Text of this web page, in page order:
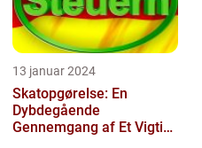
13 januar 2024
Skatopgørelse: En
Dybdegående
Gennemgang af Et Vigtigt